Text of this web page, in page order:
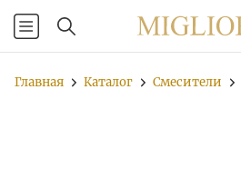
Главная Каталог Смесители